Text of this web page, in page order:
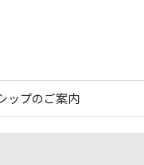
ップのご案内